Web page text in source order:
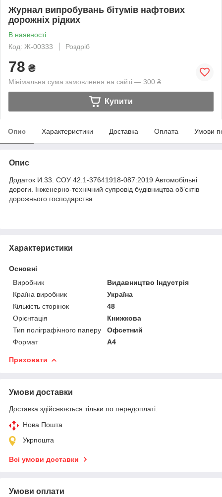
Журнал випробувань бітумів нафтових
дорожніх рідких
В наявності
Код: Ж-00333
Роздріб
78 ₴
Мінімальна сума замовлення на сайті — 300 ₴
Купити
Опис Характеристики Доставка Оплата Умови
Опис
Додаток И.33. СОУ 42.1-37641918-087:2019 Автомобільні
дороги. Інженерно-технічний супровід будівництва об’єктів
дорожнього господарства
Характеристики
Основні
Виробник
Видавництво Індустрія
Країна виробник
Україна
Кількість сторінок
48
Орієнтація
Книжкова
Тип поліграфічного паперу
Офсетний
Формат
A4
Приховати
Умови доставки
Доставка здійснюється тільки по передоплаті.
Нова Пошта
Укрпошта
Всі умови доставки
Умови оплати